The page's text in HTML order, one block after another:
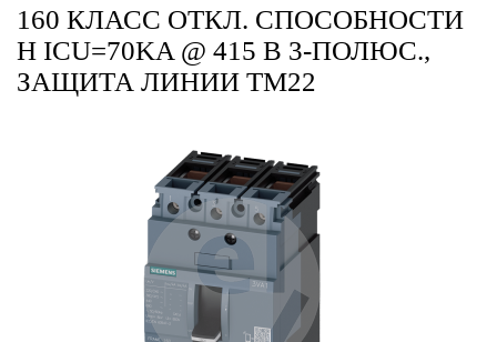
160 КЛАСС ОТКЛ. СПОСОБНОСТИ
H ICU=70KA @ 415 В 3-ПОЛЮС.,
ЗАЩИТА ЛИНИИ TM22